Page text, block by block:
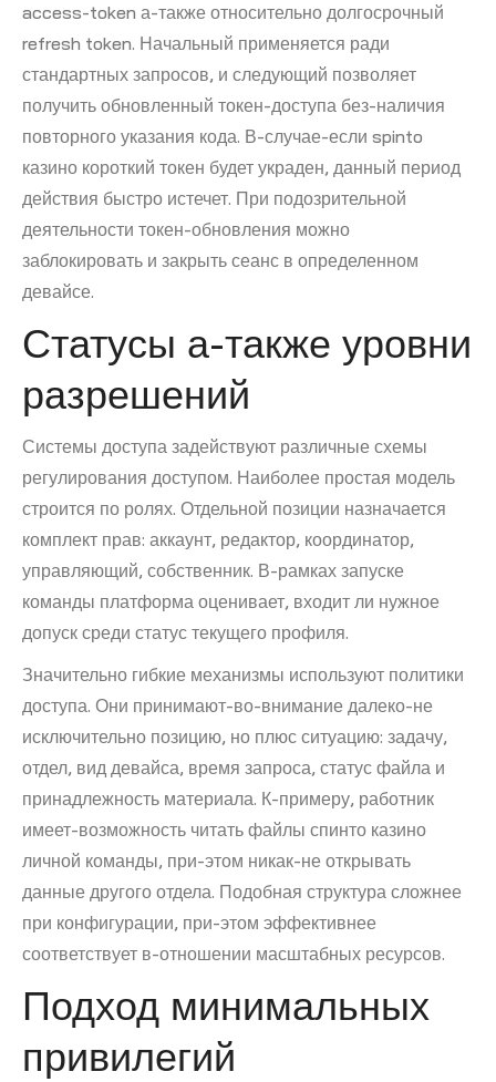
access-token а-также относительно долгосрочный
refresh token. Начальный применяется ради
стандартных запросов, и следующий позволяет
получить обновленный токен-доступа без-наличия
повторного указания кода. В-случае-если spinto
казино короткий токен будет украден, данный период
действия быстро истечет. При подозрительной
деятельности токен-обновления можно
заблокировать и закрыть сеанс в определенном
девайсе.
Статусы а-также уровни
разрешений
Системы доступа задействуют различные схемы
регулирования доступом. Наиболее простая модель
строится по ролях. Отдельной позиции назначается
комплект прав: аккаунт, редактор, координатор,
управляющий, собственник. В-рамках запуске
команды платформа оценивает, входит ли нужное
допуск среди статус текущего профиля.
Значительно гибкие механизмы используют политики
доступа. Они принимают-во-внимание далеко-не
исключительно позицию, но плюс ситуацию: задачу,
отдел, вид девайса, время запроса, статус файла и
принадлежность материала. К-примеру, работник
имеет-возможность читать файлы спинто казино
личной команды, при-этом никак-не открывать
данные другого отдела. Подобная структура сложнее
при конфигурации, при-этом эффективнее
соответствует в-отношении масштабных ресурсов.
Подход минимальных
привилегий